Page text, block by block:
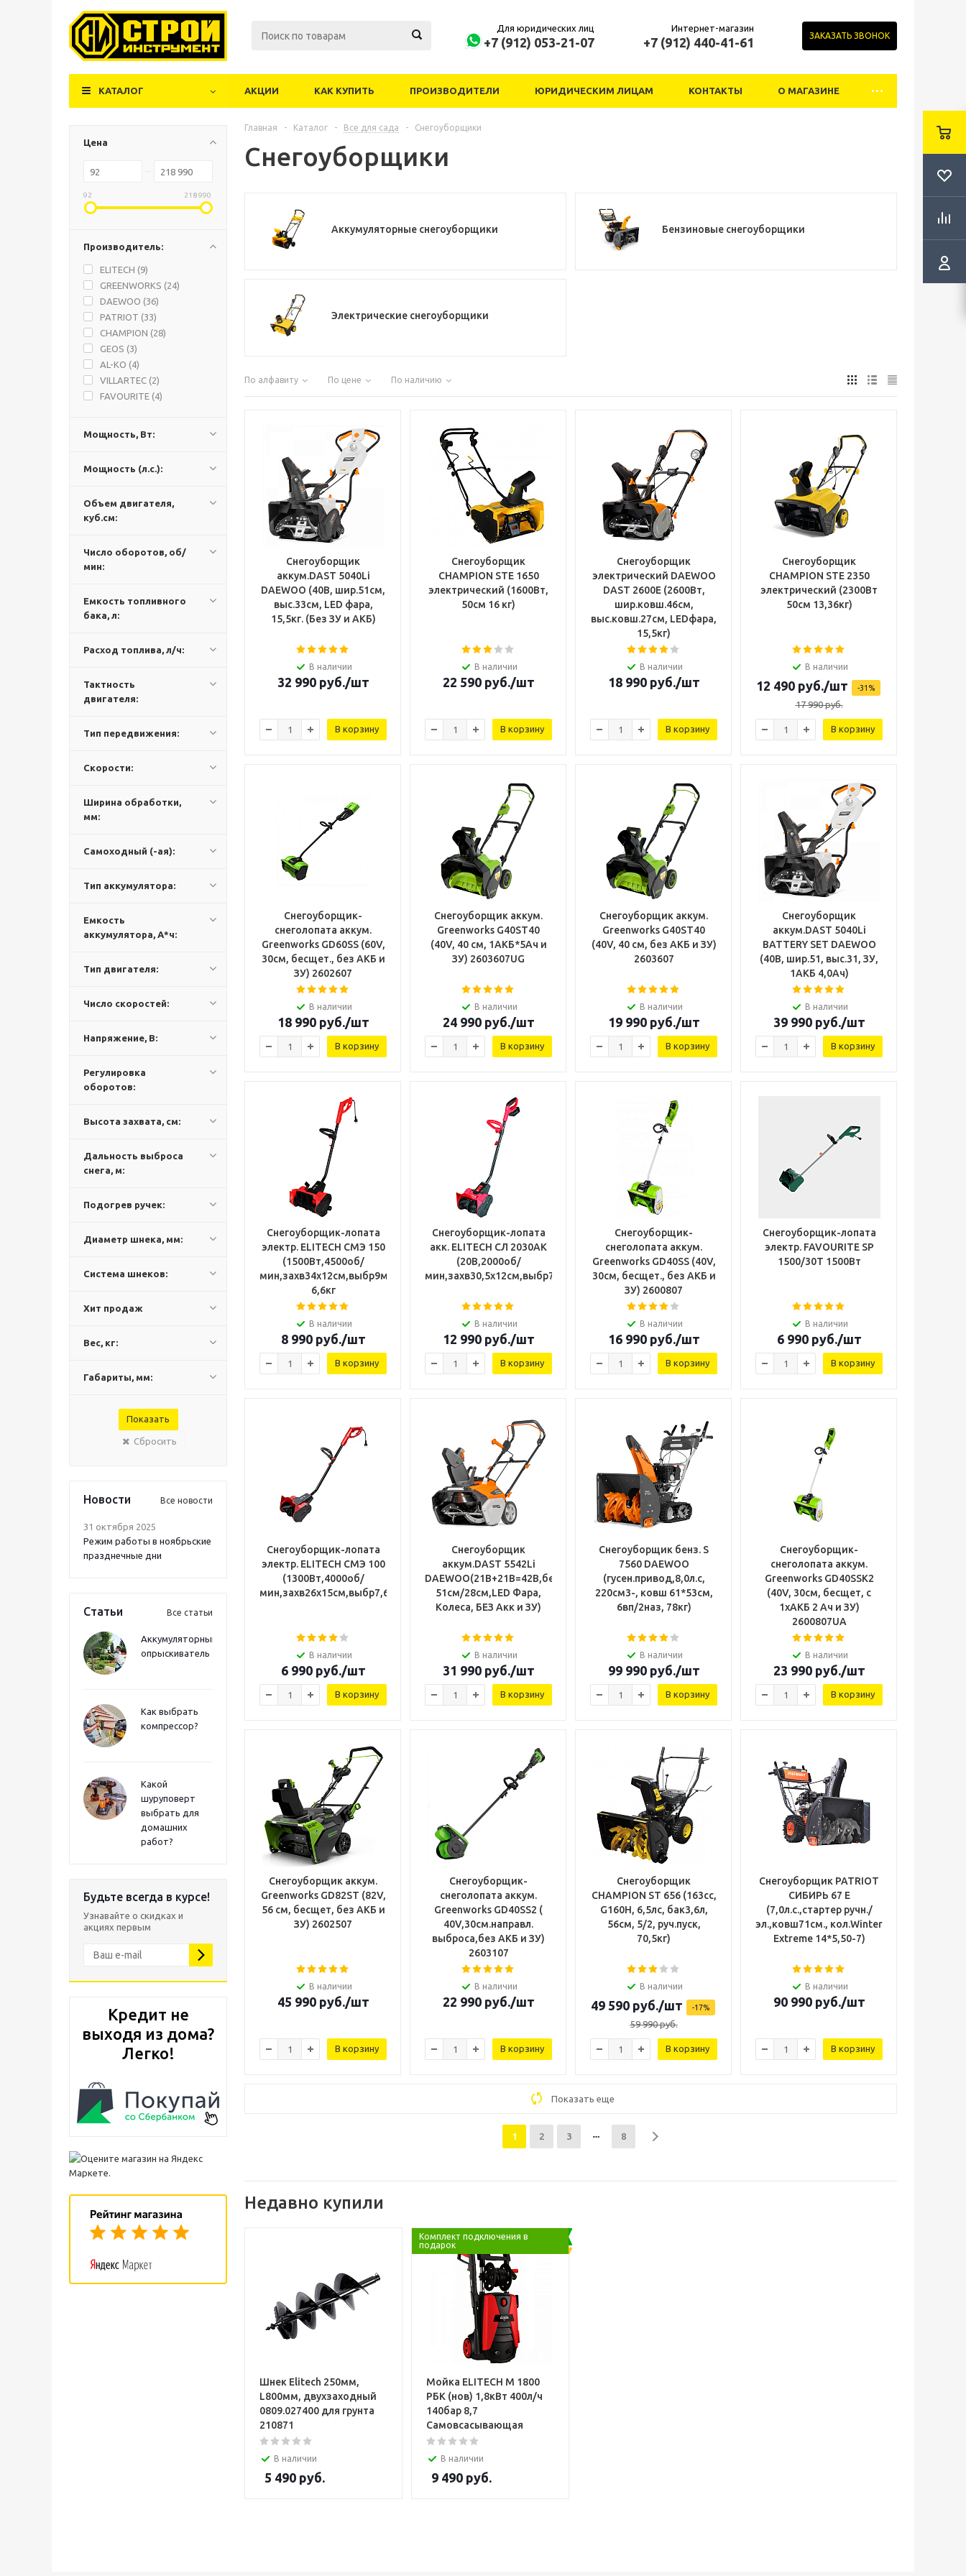
Для юридических лиц
+7 (912) 053-21-07
Интернет-магазин
+7 (912) 440-41-61 ЗАКАЗАТЬ ЗВОНОК
КАТАЛОГ АКЦИИ КАК КУПИТЬ ПРОИЗВОДИТЕЛИ ЮРИДИЧЕСКИМ ЛИЦАМ КОНТАКТЫ О МАГАЗИНЕ
Цена
92 218 990
Производитель:
ELITECH (9)
GREENWORKS (24)
DAEWOO (36)
PATRIOT (33)
CHAMPION (28)
GEOS (3)
AL-KO (4)
VILLARTEC (2)
FAVOURITE (4)
Мощность, Вт:
Мощность (л.с.):
Объем двигателя,
куб.см:
Число оборотов, об/
мин:
Емкость топливного
бака, л:
Расход топлива, л/ч:
Тактность
двигателя:
Тип передвижения:
Скорости:
Ширина обработки,
мм:
Самоходный (-ая):
Тип аккумулятора:
Емкость
аккумулятора, А*ч:
Тип двигателя:
Число скоростей:
Напряжение, В:
Регулировка
оборотов:
Высота захвата, см:
Дальность выброса
снега, м:
Подогрев ручек:
Диаметр шнека, мм:
Система шнеков:
Хит продаж
Вес, кг:
Габариты, мм:
Сбросить
Новости Все новости
31 октября 2025
Режим работы в ноябрьские
празднечные дни
Статьи Все статьи
Аккумуляторный
опрыскиватель
Как выбрать
компрессор?
Какой
шуруповерт
выбрать для
домашних
работ?
Будьте всегда в курсе!
Узнавайте о скидках и
акциях первым
Кредит не
выходя из дома?
Легко!
Главная - Каталог - Все для сада - Снегоуборщики
Снегоуборщики
Аккумуляторные снегоуборщики Бензиновые снегоуборщики
Электрические снегоуборщики
По алфавиту По цене По наличию
Снегоуборщик
аккум.DAST 5040Li
DAEWOO (40В, шир.51см,
выс.33см, LED фара,
15,5кг. (Без ЗУ и АКБ)
В наличии
32 990руб./шт
В корзину
Снегоуборщик
CHAMPION STE 1650
электрический (1600Вт,
50см 16 кг)
В наличии
22 590руб./шт
В корзину
Снегоуборщик
электрический DAEWOO
DAST 2600E (2600Вт,
шир.ковш.46см,
выс.ковш.27см, LEDфара,
15,5кг)
В наличии
18 990руб./шт
В корзину
Снегоуборщик
CHAMPION STE 2350
электрический (2300Вт
50см 13,36кг)
В наличии
12 490 руб./шт -31 %
17 990руб.
В корзину
Снегоуборщик-
снеголопата аккум.
Greenworks GD60SS (60V,
30см, бесщет., без АКБ и
ЗУ) 2602607
В наличии
18 990руб./шт
В корзину
Снегоуборщик аккум.
Greenworks G40ST40
(40V, 40 см, 1АКБ*5Ач и
ЗУ) 2603607UG
В наличии
24 990руб./шт
В корзину
Снегоуборщик аккум.
Greenworks G40ST40
(40V, 40 см, без АКБ и ЗУ)
2603607
В наличии
19 990руб./шт
В корзину
Снегоуборщик
аккум.DAST 5040Li
BATTERY SET DAEWOO
(40В, шир.51, выс.31, ЗУ,
1АКБ 4,0Ач)
В наличии
39 990руб./шт
В корзину
Снегоуборщик-лопата
электр. ELITECH СМЭ 150
(1500Вт,4500об/
мин,захв34х12см,выбр9м,рег.выброса,
6,6кг
В наличии
8 990руб./шт
В корзину
Снегоуборщик-лопата
акк. ELITECH СЛ 2030АК
(20В,2000об/
мин,захв30,5х12см,выбр7,5м,акк1*4А.ч+ЗУ,6,6кг
В наличии
12 990руб./шт
В корзину
Снегоуборщик-
снеголопата аккум.
Greenworks GD40SS (40V,
30см, бесщет., без АКБ и
ЗУ) 2600807
В наличии
16 990руб./шт
В корзину
Снегоуборщик-лопата
электр. FAVOURITE SP
1500/30T 1500Вт
В наличии
6 990руб./шт
В корзину
Снегоуборщик-лопата
электр. ELITECH СМЭ 100
(1300Вт,4000об/
мин,захв26х15см,выбр7,6м,кабель0,15м,5кг)
В наличии
6 990руб./шт
В корзину
Снегоуборщик
аккум.DAST 5542Li
DAEWOO(21В+21В=42В,бесщет.
51см/28см,LED Фара,
Колеса, БЕЗ Акк и ЗУ)
В наличии
31 990руб./шт
В корзину
Снегоуборщик бенз. S
7560 DAEWOO
(гусен.привод,8,0л.с,
220см3-, ковш 61*53см,
6вп/2наз, 78кг)
В наличии
99 990руб./шт
В корзину
Снегоуборщик-
снеголопата аккум.
Greenworks GD40SSK2
(40V, 30см, бесщет, с
1хАКБ 2 Ач и ЗУ)
2600807UA
В наличии
23 990руб./шт
В корзину
Снегоуборщик аккум.
Greenworks GD82ST (82V,
56 см, бесщет, без АКБ и
ЗУ) 2602507
В наличии
45 990руб./шт
В корзину
Снегоуборщик-
снеголопата аккум.
Greenworks GD40SS2 (
40V,30см.направл.
выброса,без АКБ и ЗУ)
2603107
В наличии
22 990руб./шт
В корзину
Снегоуборщик
CHAMPION ST 656 (163cc,
G160H, 6,5лс, бак3,6л,
56см, 5/2, руч.пуск,
70,5кг)
В наличии
49 590 руб./шт -17%
59 990руб.
В корзину
Снегоуборщик PATRIOT
СИБИРЬ 67 E
(7,0л.с.,стартер ручн./
эл.,ковш71см., кол.Winter
Extreme 14*5,50-7)
В наличии
90 990руб./шт
В корзину
Показать еще
1 2 3 8
Недавно купили
Шнек Elitech 250мм,
L800мм, двухзаходный
0809.027400 для грунта
210871
В наличии
5 490 руб.
Комплект подключения в
подарок
Мойка ELITECH М 1800
РБК (нов) 1,8кВт 400л/ч
140бар 8,7
Самовсасывающая
В наличии
9 490 руб.